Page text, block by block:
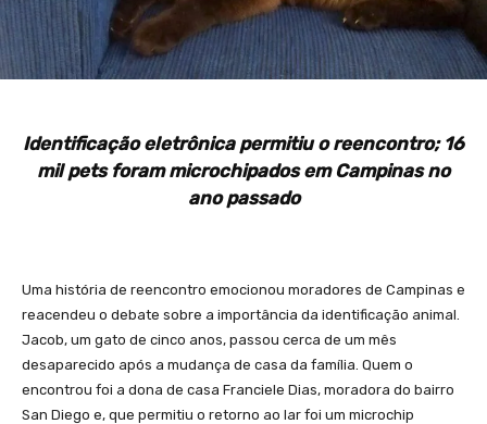
Identificação eletrônica permitiu o reencontro; 16
mil pets foram microchipados em Campinas no
ano passado
Uma história de reencontro emocionou moradores de Campinas e
reacendeu o debate sobre a importância da identificação animal.
Jacob, um gato de cinco anos, passou cerca de um mês
desaparecido após a mudança de casa da família. Quem o
encontrou foi a dona de casa Franciele Dias, moradora do bairro
San Diego e, que permitiu o retorno ao lar foi um microchip